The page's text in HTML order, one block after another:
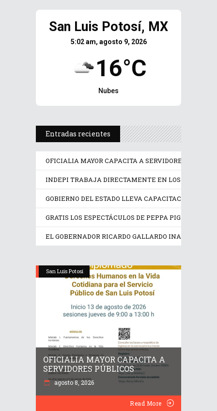
San Luis Potosí, MX
5:02 am, agosto 9, 2026
16°C
Nubes
Entradas recientes
OFICIALIA MAYOR CAPACITA A SERVIDORES
INDEPI TRABAJA DIRECTAMENTE EN LOS
GOBIERNO DEL ESTADO LLEVA CAPACITACIÓN
GRATIS LOS ESPECTÁCULOS DE PEPPA PIG Y
EL GOBERNADOR RICARDO GALLARDO INAUGURA
San Luis Potosí
OFICIALIA MAYOR CAPACITA A
SERVIDORES PÚBLICOS
agosto 8, 2026
Read More